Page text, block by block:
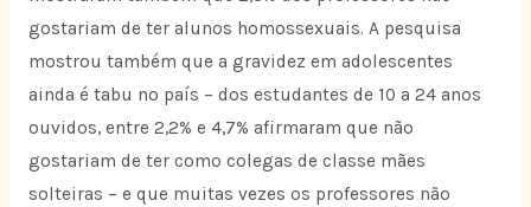
gostariam de ter alunos homossexuais. A pesquisa
mostrou também que a gravidez em adolescentes
ainda é tabu no país – dos estudantes de 10 a 24 anos
ouvidos, entre 2,2% e 4,7% afirmaram que não
gostariam de ter como colegas de classe mães
solteiras – e que muitas vezes os professores não